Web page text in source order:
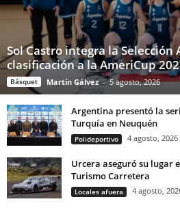
Sol Castro integra la Selección
clasificación a la AmeriCup
Básquet Martín Gálvez - 5 agosto, 2026
Argentina presentó la
Turquía en Neuquén
Polideportivo 4 agosto, 2026
Urcera aseguró su lugar
Turismo Carretera
Locales afuera 4 agosto,